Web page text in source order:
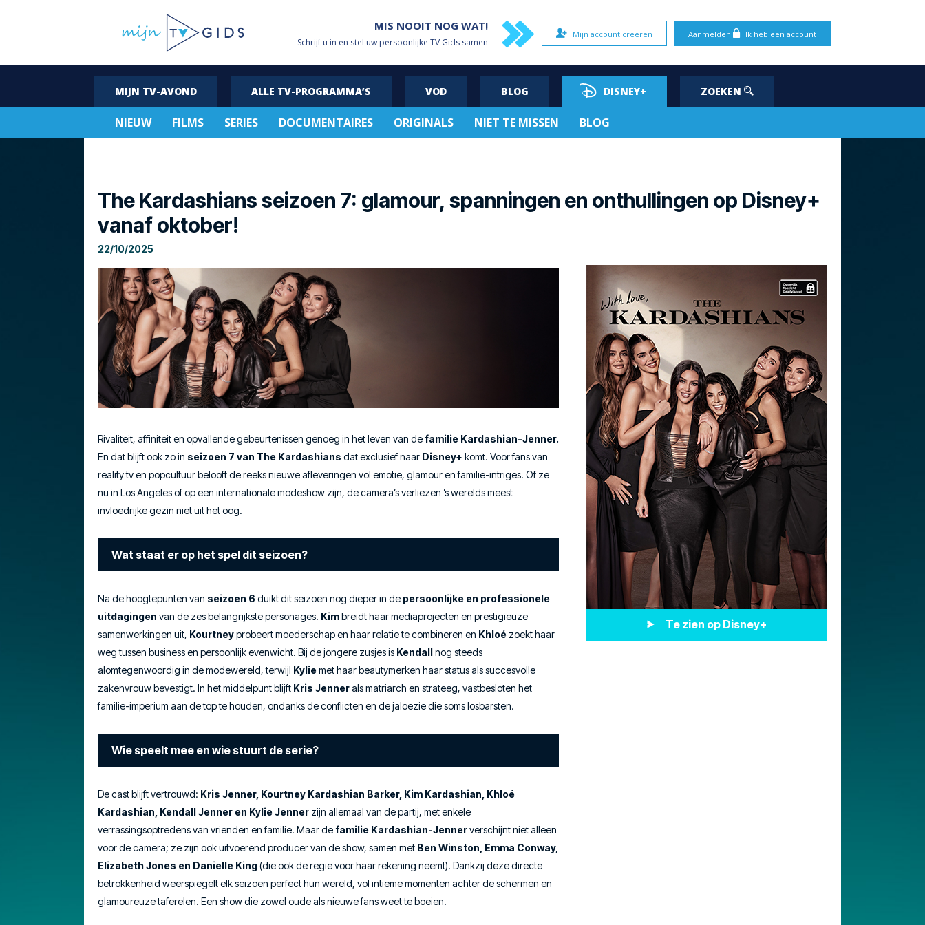
Aanmelden Ik heb een account
Mijn account creëren
MIS NOOIT NOG WAT!
Schrijf u in en stel uw persoonlijke TV Gids samen
MIJN TV-AVOND ALLE TV-PROGRAMMA’S VOD BLOG DISNEY+ ZOEKEN
NIEUW FILMS SERIES DOCUMENTAIRES ORIGINALS NIET TE MISSEN BLOG
The Kardashians seizoen 7: glamour, spanningen en onthullingen op Disney+
vanaf oktober!
22/10/2025
Rivaliteit, affiniteit en opvallende gebeurtenissen genoeg in het leven van de familie Kardashian-Jenner.
En dat blijft ook zo in seizoen 7 van The Kardashians dat exclusief naar Disney+ komt. Voor fans van
reality tv en popcultuur belooft de reeks nieuwe afleveringen vol emotie, glamour en familie-intriges. Of ze
nu in Los Angeles of op een internationale modeshow zijn, de camera’s verliezen ’s werelds meest
invloedrijke gezin niet uit het oog.
Wat staat er op het spel dit seizoen?
Na de hoogtepunten van seizoen 6 duikt dit seizoen nog dieper in de persoonlijke en professionele
uitdagingen van de zes belangrijkste personages. Kimbreidt haar mediaprojecten en prestigieuze
samenwerkingen uit, Kourtneyprobeert moederschap en haar relatie te combineren en Khloé zoekt haar
weg tussen business en persoonlijk evenwicht. Bij de jongere zusjes is Kendallnog steeds
alomtegenwoordig in de modewereld, terwijl Kyliemet haar beautymerken haar status als succesvolle
zakenvrouw bevestigt. In het middelpunt blijft Kris Jennerals matriarch en strateeg, vastbesloten het
familie-imperium aan de top te houden, ondanks de conflicten en de jaloezie die soms losbarsten.
Wie speelt mee en wie stuurt de serie?
De cast blijft vertrouwd: Kris Jenner, Kourtney Kardashian Barker, Kim Kardashian, Khloé
Kardashian, Kendall Jenner en Kylie Jenner zijn allemaal van de partij, met enkele
verrassingsoptredens van vrienden en familie. Maar de familie Kardashian-Jennerverschijnt niet alleen
voor de camera; ze zijn ook uitvoerend producer van de show, samen met Ben Winston, Emma Conway,
Elizabeth Jones en Danielle King(die ook de regie voor haar rekening neemt). Dankzij deze directe
betrokkenheid weerspiegelt elk seizoen perfect hun wereld, vol intieme momenten achter de schermen en
glamoureuze taferelen. Een show die zowel oude als nieuwe fans weet te boeien.
Te zien op Disney+